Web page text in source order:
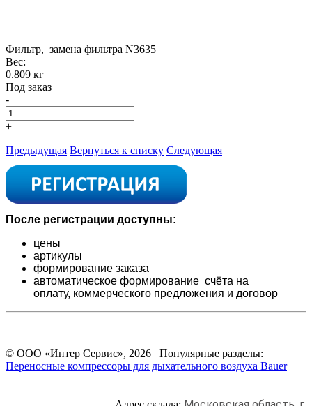
Фильтр, замена фильтра N3635
Вес:
0.809 кг
Под заказ
-
+
Предыдущая Вернуться к списку Следующая
После регистрации доступны:
цены
артикулы
формирование заказа
автоматическое формирование счёта на
оплату, коммерческого предложения и договор
© ООО «Интер Сервис», 2026 Популярные разделы:
Переносные компрессоры для дыхательного воздуха Bauer